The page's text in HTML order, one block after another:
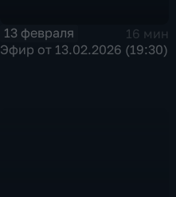
13 февраля
16 мин
Эфир от 13.02.2026 (19:30)